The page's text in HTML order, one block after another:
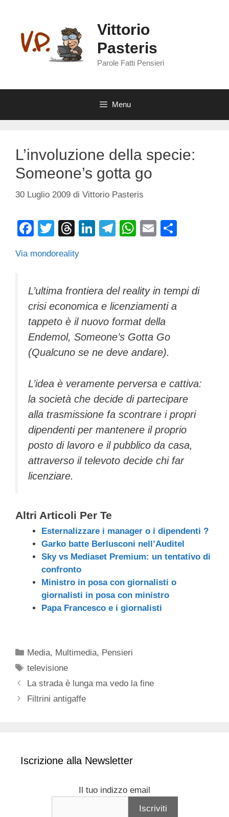
contenuto
Vittorio
Pasteris
Parole Fatti Pensieri
Menu
L’involuzione della specie:
Someone’s gotta go
30 Luglio 2009 di Vittorio Pasteris
F
c
b
o
o
k
T
tt
T
e
d
s
Li
dI
n
T
a
m
W
A
p
p
E
vi
Via mondoreality
L’ultima frontiera del reality in tempi di
crisi economica e licenziamenti a
tappeto è il nuovo format della
Endemol, Someone’s Gotta Go
(Qualcuno se ne deve andare).
L’idea è veramente perversa e cattiva:
la società che decide di partecipare
alla trasmissione fa scontrare i propri
dipendenti per mantenere il proprio
posto di lavoro e il pubblico da casa,
attraverso il televoto decide chi far
licenziare.
Altri Articoli Per Te
Esternalizzare i manager o i dipendenti ?
Garko batte Berlusconi nell’Auditel
Sky vs Mediaset Premium: un tentativo di
confronto
Ministro in posa con giornalisti o
giornalisti in posa con ministro
Papa Francesco e i giornalisti
Categorie
Media, Multimedia, Pensieri
Tag
televisione
La strada è lunga ma vedo la fine
Filtrini antigaffe
Iscrizione alla Newsletter
Il tuo indizzo email